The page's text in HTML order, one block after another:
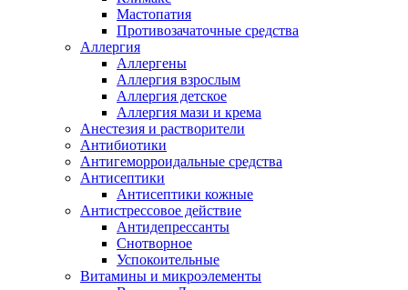
Мастопатия
Противозачаточные средства
Аллергия
Аллергены
Аллергия взрослым
Аллергия детское
Аллергия мази и крема
Анестезия и растворители
Антибиотики
Антигеморроидальные средства
Антисептики
Антисептики кожные
Антистрессовое действие
Антидепрессанты
Снотворное
Успокоительные
Витамины и микроэлементы